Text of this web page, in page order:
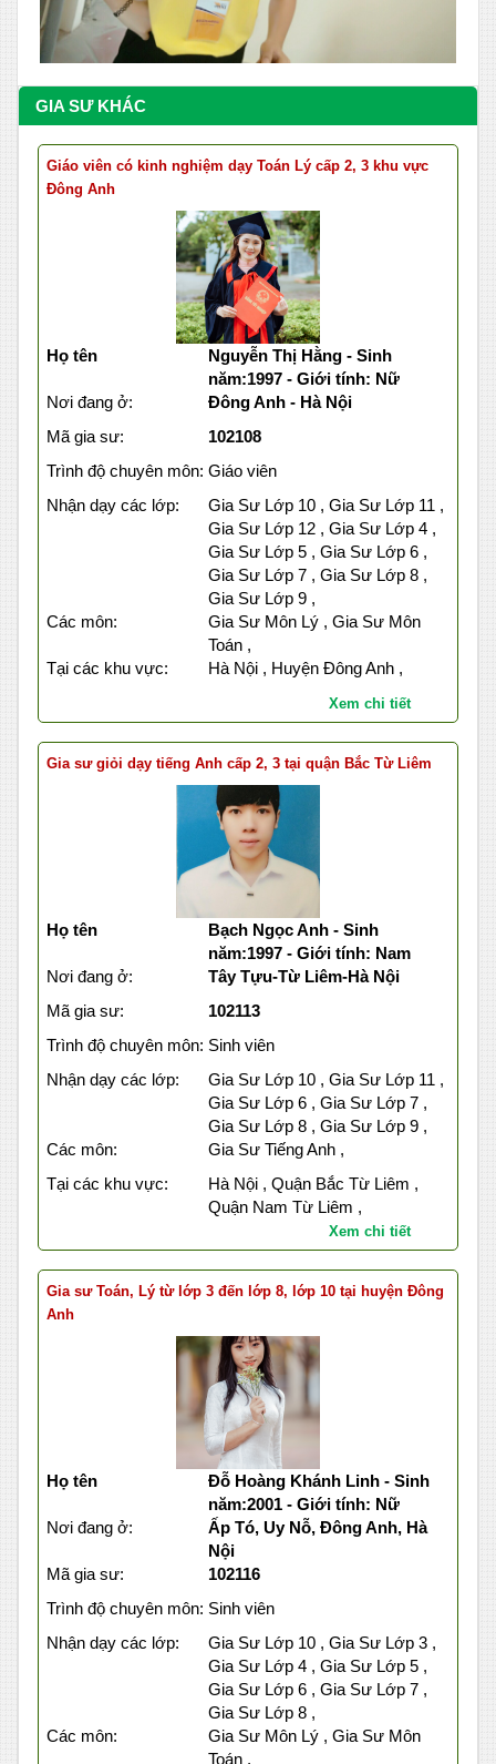
GIA SƯ KHÁC
Giáo viên có kinh nghiệm dạy Toán Lý cấp 2, 3 khu vực
Đông Anh
Họ tên
Nguyễn Thị Hằng - Sinh
năm:1997 - Giới tính: Nữ
Nơi đang ở:
Đông Anh - Hà Nội
Mã gia sư:
102108
Trình độ chuyên môn: Giáo viên
Nhận dạy các lớp:
Gia Sư Lớp 10 , Gia Sư Lớp 11 ,
Gia Sư Lớp 12 , Gia Sư Lớp 4 ,
Gia Sư Lớp 5 , Gia Sư Lớp 6 ,
Gia Sư Lớp 7 , Gia Sư Lớp 8 ,
Gia Sư Lớp 9 ,
Các môn:
Gia Sư Môn Lý , Gia Sư Môn
Toán ,
Tại các khu vực:
Hà Nội , Huyện Đông Anh ,
Xem chi tiết
Gia sư giỏi dạy tiếng Anh cấp 2, 3 tại quận Bắc Từ Liêm
Họ tên
Bạch Ngọc Anh - Sinh
năm:1997 - Giới tính: Nam
Nơi đang ở:
Tây Tựu-Từ Liêm-Hà Nội
Mã gia sư:
102113
Trình độ chuyên môn: Sinh viên
Nhận dạy các lớp:
Gia Sư Lớp 10 , Gia Sư Lớp 11 ,
Gia Sư Lớp 6 , Gia Sư Lớp 7 ,
Gia Sư Lớp 8 , Gia Sư Lớp 9 ,
Các môn:
Gia Sư Tiếng Anh ,
Tại các khu vực:
Hà Nội , Quận Bắc Từ Liêm ,
Quận Nam Từ Liêm ,
Xem chi tiết
Gia sư Toán, Lý từ lớp 3 đến lớp 8, lớp 10 tại huyện Đông
Anh
Họ tên
Đỗ Hoàng Khánh Linh - Sinh
năm:2001 - Giới tính: Nữ
Nơi đang ở:
Ấp Tó, Uy Nỗ, Đông Anh, Hà
Nội
Mã gia sư:
102116
Trình độ chuyên môn: Sinh viên
Nhận dạy các lớp:
Gia Sư Lớp 10 , Gia Sư Lớp 3 ,
Gia Sư Lớp 4 , Gia Sư Lớp 5 ,
Gia Sư Lớp 6 , Gia Sư Lớp 7 ,
Gia Sư Lớp 8 ,
Các môn:
Gia Sư Môn Lý , Gia Sư Môn
Toán ,